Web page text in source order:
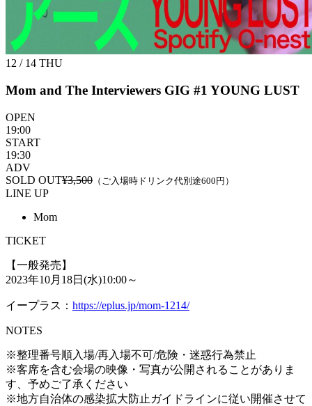
12 / 14 THU
Mom and The Interviewers GIG #1 YOUNG LUST
OPEN
19:00
START
19:30
ADV
SOLD OUT¥3,500 （ご入場時ドリンク代別途600円）
LINE UP
Mom
TICKET
【一般発売】
2023年10月18日(水)10:00～
イープラス： https://eplus.jp/mom-1214/
NOTES
※整理番号順入場/再入場不可/危険・迷惑行為禁止
※客席を含む会場の映像・写真が公開されることがありま
す、予めご了承ください
※地方自治体の感染拡大防止ガイドラインに従い開催させて